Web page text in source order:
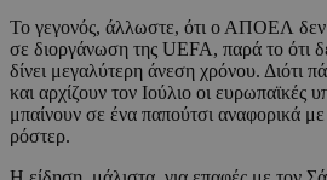
Το γεγονός, άλλωστε, ότι ο ΑΠΟΕΛ δεν
σε διοργάνωση της UEFA, παρά το ότι
δίνει μεγαλύτερη άνεση χρόνου. Διότι
και αρχίζουν τον Ιούλιο οι ευρωπαϊκές
μπαίνουν σε ένα παπούτσι αναφορικά
ρόστερ.